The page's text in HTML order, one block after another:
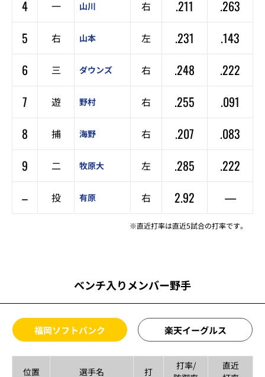
4 一 山川 右 .211
.263
5
右 山本 左 .231
.143
6
三 ダウンズ 右 .248
.222
7
遊 野村 右 .255
.091
8
捕 海野 右 .207
.083
9
二 牧原大 左 .285
.222
–
投 有原 右 2.92 —
※直近打率は直近5試合の打率です。
ベンチ入りメンバー野手
福岡ソフトバンク 楽天イーグルス
位置 選手名 打
打率/
直近